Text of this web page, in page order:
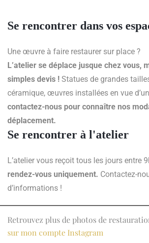
Se rencontrer dans vos
Une œuvre à faire restaurer sur place ?
L’atelier se déplace jusque chez vous,
simples devis ! Statues de grandes
céramique, œuvres installées en vue
contactez-nous pour connaître nos
déplacement.
Se rencontrer à l'atelier
L’atelier vous reçoit tous les jours entre
rendez-vous uniquement. Contactez-
d’informations !
Retrouvez plus de photos de
sur mon compte Instagram